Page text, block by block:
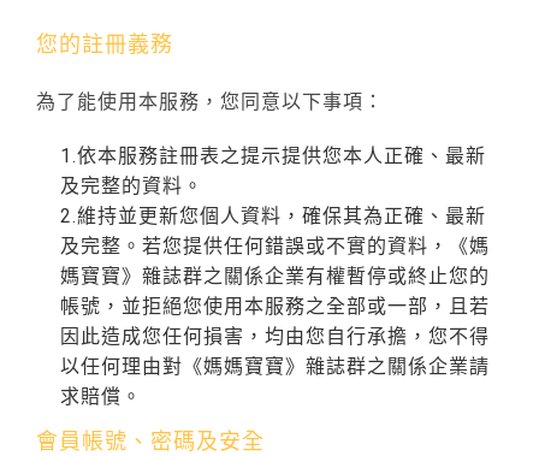
您的註冊義務
為了能使用本服務，您同意以下事項：
1.依本服務註冊表之提示提供您本人正確、最新
及完整的資料。
2.維持並更新您個人資料，確保其為正確、最新
及完整。若您提供任何錯誤或不實的資料，《媽
媽寶寶》雜誌群之關係企業有權暫停或終止您的
帳號，並拒絕您使用本服務之全部或一部，且若
因此造成您任何損害，均由您自行承擔，您不得
以任何理由對《媽媽寶寶》雜誌群之關係企業請
求賠償。
會員帳號、密碼及安全